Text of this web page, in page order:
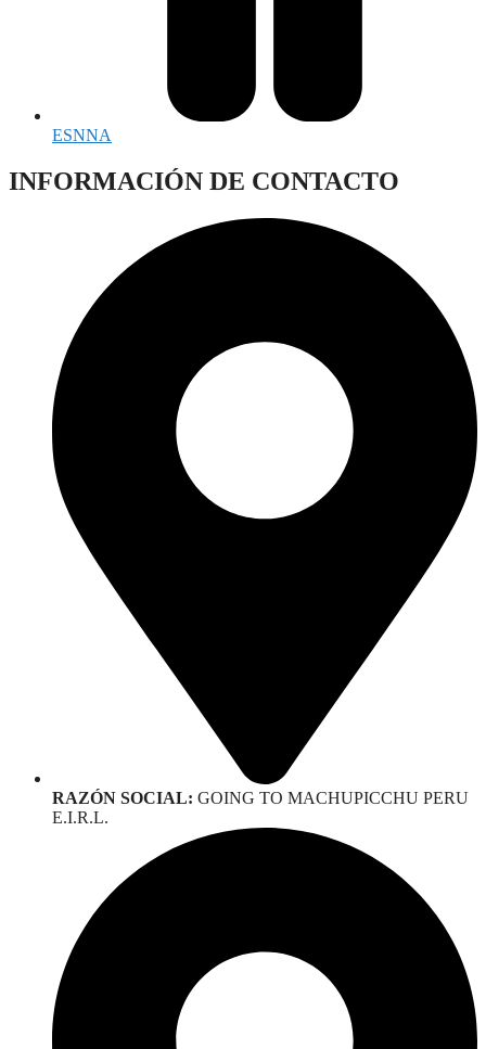
ESNNA
INFORMACIÓN DE CONTACTO
RAZÓN SOCIAL: GOING TO MACHUPICCHU PERU
E.I.R.L.